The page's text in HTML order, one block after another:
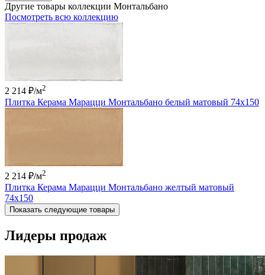
Другие товары коллекции Монтальбано
Посмотреть всю коллекцию
2 214 ₽/м2
Плитка Керама Марацци Монтальбано белый матовый 74x150
2 214 ₽/м2
Плитка Керама Марацци Монтальбано желтый матовый
74x150
Показать следующие товары
Лидеры продаж